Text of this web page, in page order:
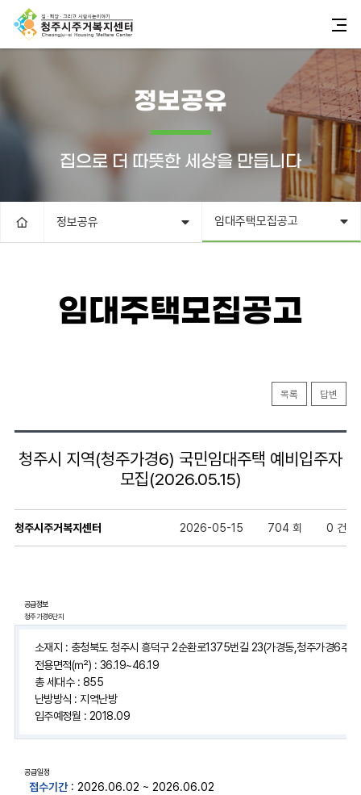
정보공유
집으로 더 따뜻한 세상을 만듭니다
정보공유 임대주택모집공고
임대주택모집공고
목록 답변
청주시 지역(청주가경6) 국민임대주택 예비입주자
모집(2026.05.15)
청주시주거복지센터 2026-05-15 704 회 0 건
공급정보
청주가경6단지
소재지 : 충청북도 청주시 흥덕구 2순환로1375번길 23(가경동,청주가경6주
전용면적(㎡) : 36.19~46.19
총 세대수 : 855
난방방식 : 지역난방
입주예정월 : 2018.09
공급일정
접수기간: 2026.06.02 ~ 2026.06.02